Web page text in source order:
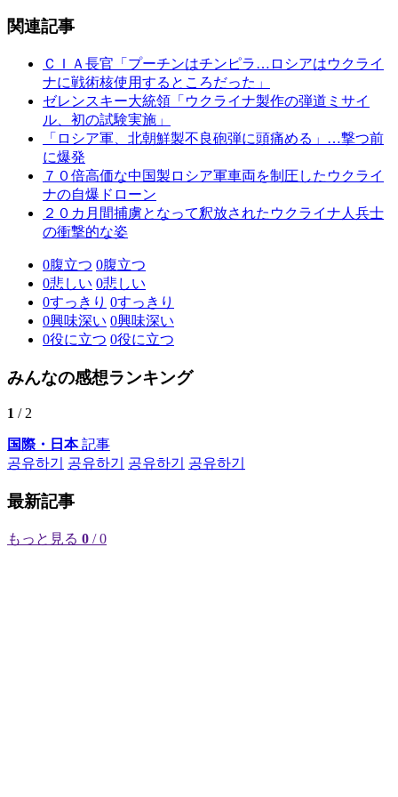
関連記事
ＣＩＡ長官「プーチンはチンピラ…ロシアはウクライ
ナに戦術核使用するところだった」
ゼレンスキー大統領「ウクライナ製作の弾道ミサイ
ル、初の試験実施」
「ロシア軍、北朝鮮製不良砲弾に頭痛める」…撃つ前
に爆発
７０倍高価な中国製ロシア軍車両を制圧したウクライ
ナの自爆ドローン
２０カ月間捕虜となって釈放されたウクライナ人兵士
の衝撃的な姿
0腹立つ 0腹立つ
0悲しい 0悲しい
0すっきり 0すっきり
0興味深い 0興味深い
0役に立つ 0役に立つ
みんなの感想ランキング
1 / 2
国際・日本記事
공유하기
공유하기 공유하기 공유하기
最新記事
もっと見る 0 / 0